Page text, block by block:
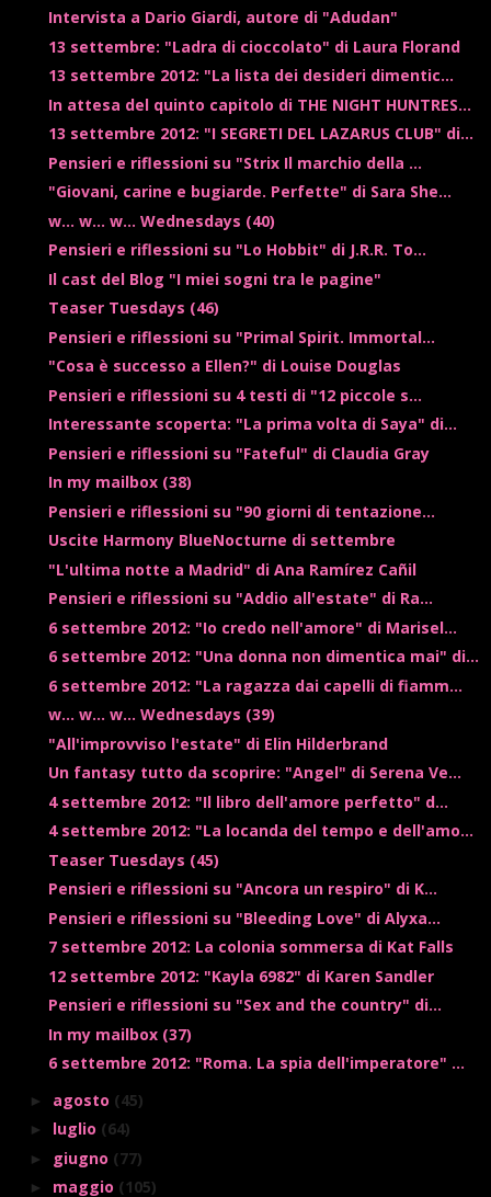
Intervista a Dario Giardi, autore di "Adudan"
13 settembre: "Ladra di cioccolato" di Laura Florand
13 settembre 2012: "La lista dei desideri dimentic...
In attesa del quinto capitolo di THE NIGHT HUNTRES...
13 settembre 2012: "I SEGRETI DEL LAZARUS CLUB" di...
Pensieri e riflessioni su "Strix Il marchio della ...
"Giovani, carine e bugiarde. Perfette" di Sara She...
w... w... w... Wednesdays (40)
Pensieri e riflessioni su "Lo Hobbit" di J.R.R. To...
Il cast del Blog "I miei sogni tra le pagine"
Teaser Tuesdays (46)
Pensieri e riflessioni su "Primal Spirit. Immortal...
"Cosa è successo a Ellen?" di Louise Douglas
Pensieri e riflessioni su 4 testi di "12 piccole s...
Interessante scoperta: "La prima volta di Saya" di...
Pensieri e riflessioni su "Fateful" di Claudia Gray
In my mailbox (38)
Pensieri e riflessioni su "90 giorni di tentazione...
Uscite Harmony BlueNocturne di settembre
"L'ultima notte a Madrid" di Ana Ramírez Cañil
Pensieri e riflessioni su "Addio all'estate" di Ra...
6 settembre 2012: "Io credo nell'amore" di Marisel...
6 settembre 2012: "Una donna non dimentica mai" di...
6 settembre 2012: "La ragazza dai capelli di fiamm...
w... w... w... Wednesdays (39)
"All'improvviso l'estate" di Elin Hilderbrand
Un fantasy tutto da scoprire: "Angel" di Serena Ve...
4 settembre 2012: "Il libro dell'amore perfetto" d...
4 settembre 2012: "La locanda del tempo e dell'amo...
Teaser Tuesdays (45)
Pensieri e riflessioni su "Ancora un respiro" di K...
Pensieri e riflessioni su "Bleeding Love" di Alyxa...
7 settembre 2012: La colonia sommersa di Kat Falls
12 settembre 2012: "Kayla 6982" di Karen Sandler
Pensieri e riflessioni su "Sex and the country" di...
In my mailbox (37)
6 settembre 2012: "Roma. La spia dell'imperatore" ...
► agosto (45)
► luglio (64)
► giugno (77)
► maggio (105)